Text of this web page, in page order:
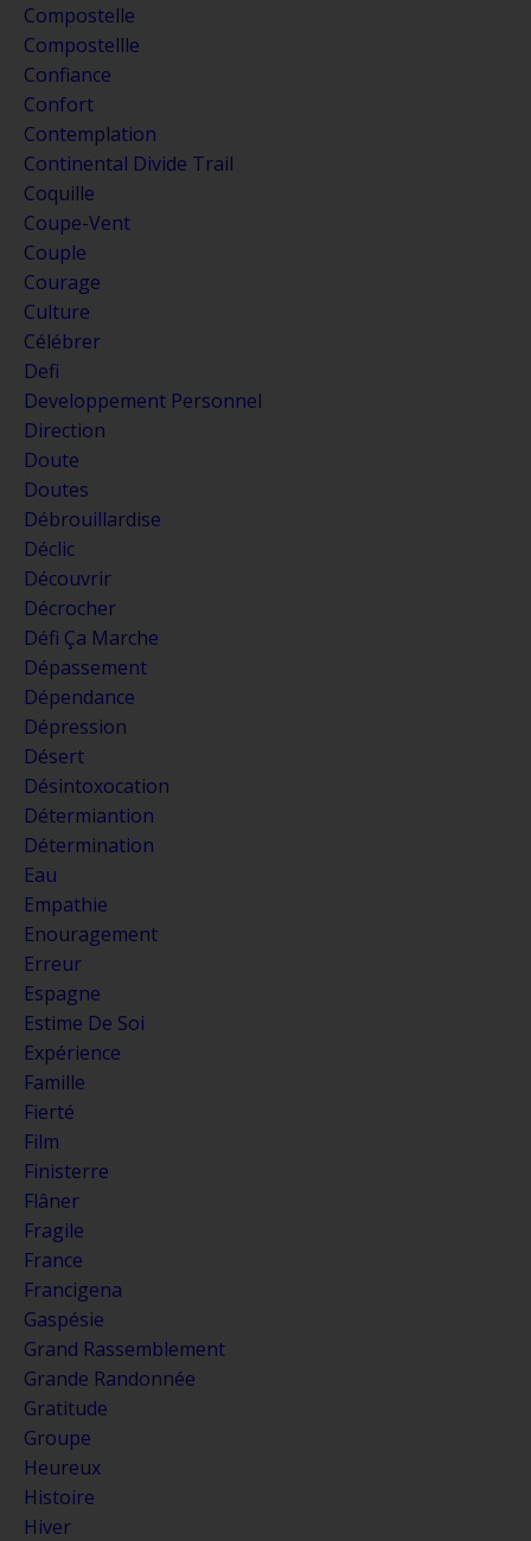
Compostelle
Compostellle
Confiance
Confort
Contemplation
Continental Divide Trail
Coquille
Coupe-Vent
Couple
Courage
Culture
Célébrer
Defi
Developpement Personnel
Direction
Doute
Doutes
Débrouillardise
Déclic
Découvrir
Décrocher
Défi Ça Marche
Dépassement
Dépendance
Dépression
Désert
Désintoxocation
Détermiantion
Détermination
Eau
Empathie
Enouragement
Erreur
Espagne
Estime De Soi
Expérience
Famille
Fierté
Film
Finisterre
Flâner
Fragile
France
Francigena
Gaspésie
Grand Rassemblement
Grande Randonnée
Gratitude
Groupe
Heureux
Histoire
Hiver